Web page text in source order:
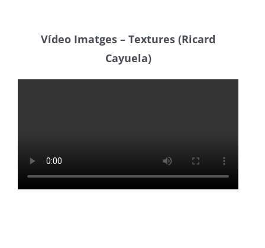
Vídeo Imatges – Textures (Ricard
Cayuela)